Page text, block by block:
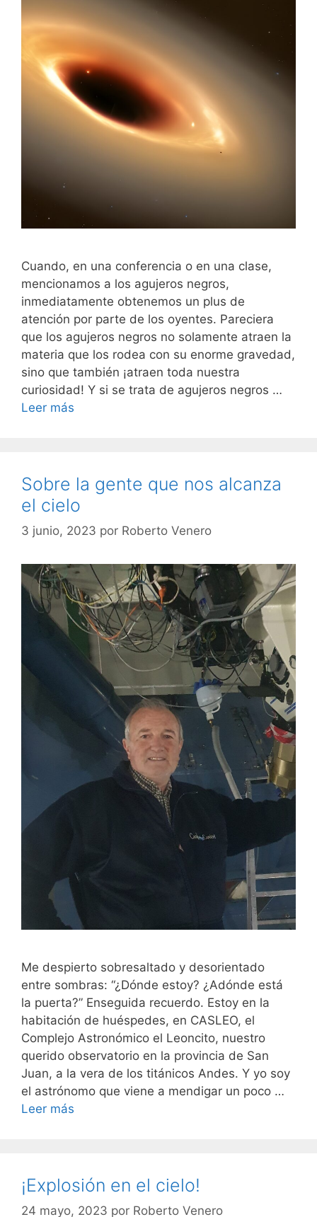
Cuando, en una conferencia o en una clase,
mencionamos a los agujeros negros,
inmediatamente obtenemos un plus de
atención por parte de los oyentes. Pareciera
que los agujeros negros no solamente atraen la
materia que los rodea con su enorme gravedad,
sino que también ¡atraen toda nuestra
curiosidad! Y si se trata de agujeros negros …
Leer más
Sobre la gente que nos alcanza
el cielo
3 junio, 2023 por Roberto Venero
Me despierto sobresaltado y desorientado
entre sombras: “¿Dónde estoy? ¿Adónde está
la puerta?” Enseguida recuerdo. Estoy en la
habitación de huéspedes, en CASLEO, el
Complejo Astronómico el Leoncito, nuestro
querido observatorio en la provincia de San
Juan, a la vera de los titánicos Andes. Y yo soy
el astrónomo que viene a mendigar un poco …
Leer más
¡Explosión en el cielo!
24 mayo, 2023 por Roberto Venero